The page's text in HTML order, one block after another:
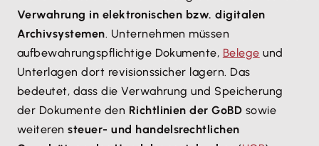
Verwahrung in elektronischen bzw. digitalen
Archivsystemen. Unternehmen müssen
aufbewahrungspflichtige Dokumente, Belege und
Unterlagen dort revisionssicher lagern. Das
bedeutet, dass die Verwahrung und Speicherung
der Dokumente den Richtlinien der GoBD sowie
weiterensteuer- und handelsrechtlichen